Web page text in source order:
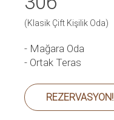
(Klasik Çift Kişilik Oda)
- Mağara Oda
- Ortak Teras
REZERVASYON!